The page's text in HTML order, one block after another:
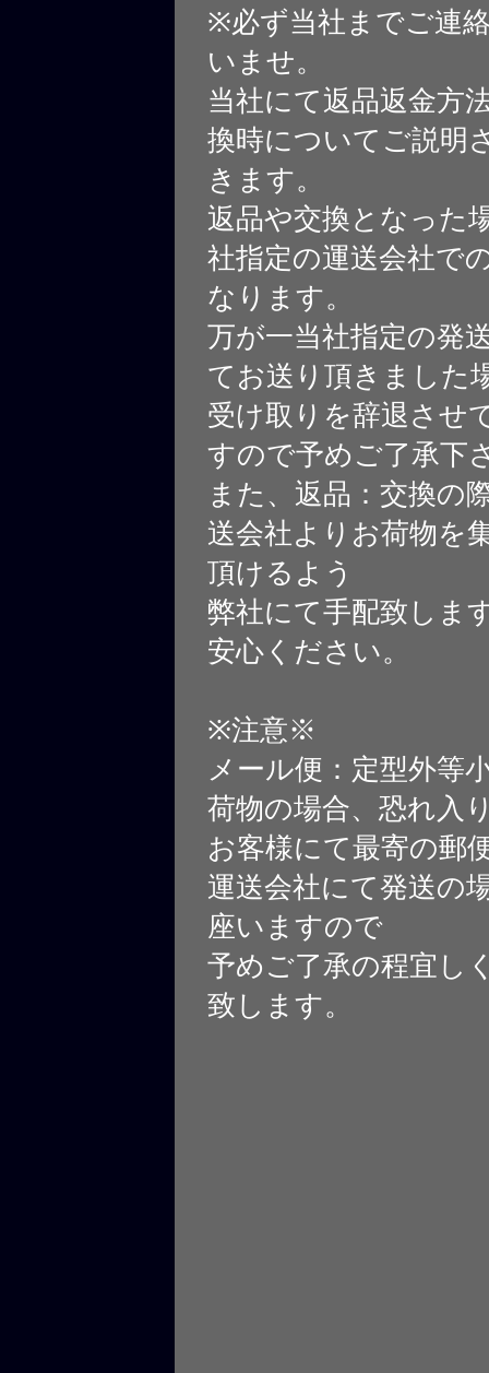
※必ず当社までご連
いませ。
当社にて返品返金方
換時についてご説明
きます。
返品や交換となった
社指定の運送会社で
なります。
万が一当社指定の発
てお送り頂きました
受け取りを辞退させ
すので予めご了承下
また、返品：交換の
送会社よりお荷物を
頂けるよう
弊社にて手配致しま
安心ください。
※注意※
メール便：定型外等
荷物の場合、恐れ入
お客様にて最寄の郵
運送会社にて発送の
座いますので
予めご了承の程宜し
致します。